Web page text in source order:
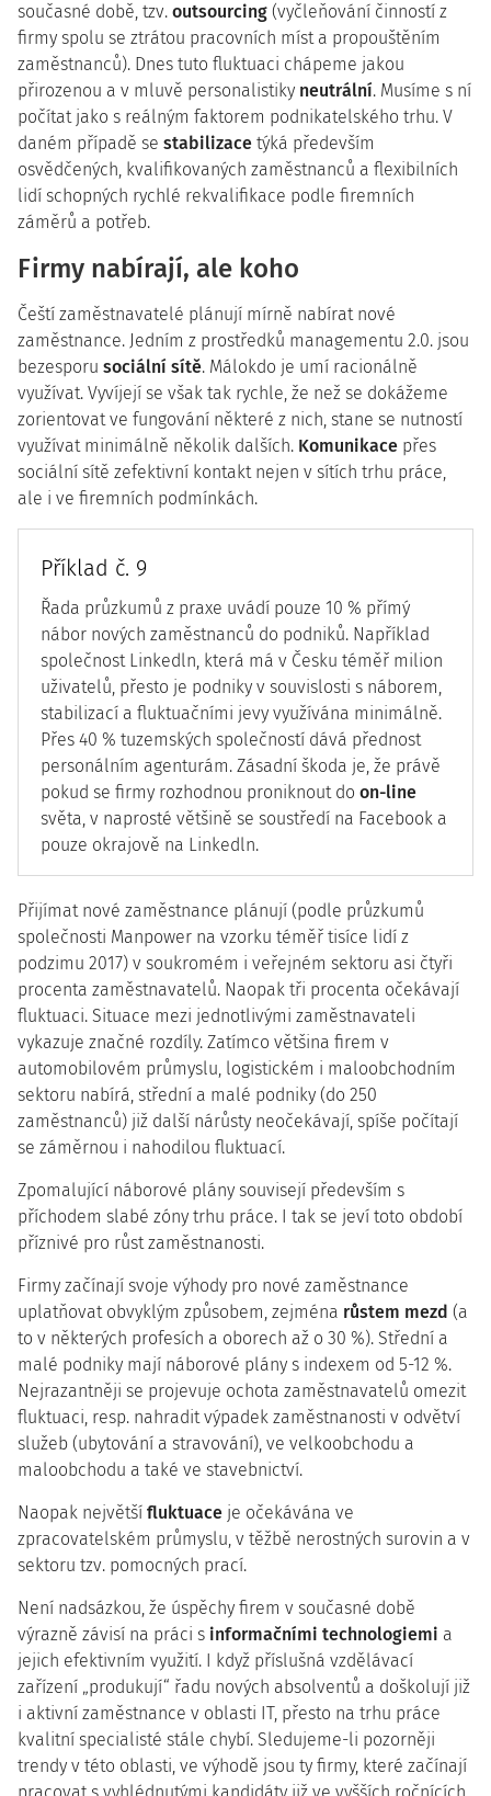
současné době, tzv. outsourcing (vyčleňování činností z
firmy spolu se ztrátou pracovních míst a propouštěním
zaměstnanců). Dnes tuto fluktuaci chápeme jakou
přirozenou a v mluvě personalistiky neutrální. Musíme s ní
počítat jako s reálným faktorem podnikatelského trhu. V
daném případě se stabilizace týká především
osvědčených, kvalifikovaných zaměstnanců a flexibilních
lidí schopných rychlé rekvalifikace podle firemních
záměrů a potřeb.
Firmy nabírají, ale koho
Čeští zaměstnavatelé plánují mírně nabírat nové
zaměstnance. Jedním z prostředků managementu 2.0. jsou
bezesporu sociální sítě. Málokdo je umí racionálně
využívat. Vyvíjejí se však tak rychle, že než se dokážeme
zorientovat ve fungování některé z nich, stane se nutností
využívat minimálně několik dalších. Komunikace přes
sociální sítě zefektivní kontakt nejen v sítích trhu práce,
ale i ve firemních podmínkách.
Příklad č. 9
Řada průzkumů z praxe uvádí pouze 10 % přímý
nábor nových zaměstnanců do podniků. Například
společnost Linkedln, která má v Česku téměř milion
uživatelů, přesto je podniky v souvislosti s náborem,
stabilizací a fluktuačními jevy využívána minimálně.
Přes 40 % tuzemských společností dává přednost
personálním agenturám. Zásadní škoda je, že právě
pokud se firmy rozhodnou proniknout do on-line
světa, v naprosté většině se soustředí na Facebook a
pouze okrajově na Linkedln.
Přijímat nové zaměstnance plánují (podle průzkumů
společnosti Manpower na vzorku téměř tisíce lidí z
podzimu 2017) v soukromém i veřejném sektoru asi čtyři
procenta zaměstnavatelů. Naopak tři procenta očekávají
fluktuaci. Situace mezi jednotlivými zaměstnavateli
vykazuje značné rozdíly. Zatímco většina firem v
automobilovém průmyslu, logistickém i maloobchodním
sektoru nabírá, střední a malé podniky (do 250
zaměstnanců) již další nárůsty neočekávají, spíše počítají
se záměrnou i nahodilou fluktuací.
Zpomalující náborové plány souvisejí především s
příchodem slabé zóny trhu práce. I tak se jeví toto období
příznivé pro růst zaměstnanosti.
Firmy začínají svoje výhody pro nové zaměstnance
uplatňovat obvyklým způsobem, zejména růstem mezd (a
to v některých profesích a oborech až o 30 %). Střední a
malé podniky mají náborové plány s indexem od 5-12 %.
Nejrazantněji se projevuje ochota zaměstnavatelů omezit
fluktuaci, resp. nahradit výpadek zaměstnanosti v odvětví
služeb (ubytování a stravování), ve velkoobchodu a
maloobchodu a také ve stavebnictví.
Naopak největší fluktuace je očekávána ve
zpracovatelském průmyslu, v těžbě nerostných surovin a v
sektoru tzv. pomocných prací.
Není nadsázkou, že úspěchy firem v současné době
výrazně závisí na práci s informačními technologiemi a
jejich efektivním využití. I když příslušná vzdělávací
zařízení „produkují“ řadu nových absolventů a doškolují již
i aktivní zaměstnance v oblasti IT, přesto na trhu práce
kvalitní specialisté stále chybí. Sledujeme-li pozorněji
trendy v této oblasti, ve výhodě jsou ty firmy, které začínají